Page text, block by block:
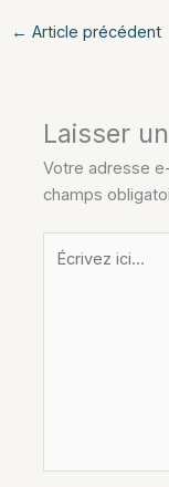
← Article précédent
Laisser
Votre adresse
champs
Écrivez
ici…